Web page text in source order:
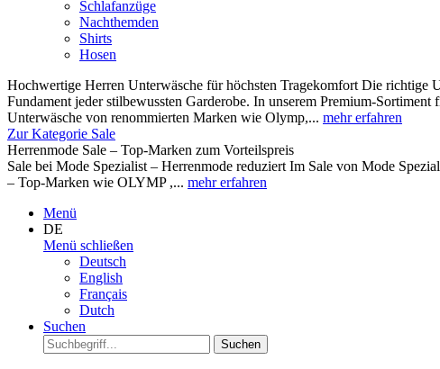
Schlafanzüge
Nachthemden
Shirts
Hosen
Hochwertige Herren Unterwäsche für höchsten Tragekomfort Die richtige
Fundament jeder stilbewussten Garderobe. In unserem Premium-Sortiment
Unterwäsche von renommierten Marken wie Olymp,... mehr erfahren
Zur Kategorie Sale
Herrenmode Sale – Top-Marken zum Vorteilspreis
Sale bei Mode Spezialist – Herrenmode reduziert Im Sale von Mode
– Top-Marken wie OLYMP ,... mehr erfahren
Menü
DE
Menü schließen
Deutsch
English
Français
Dutch
Suchen
Suchen